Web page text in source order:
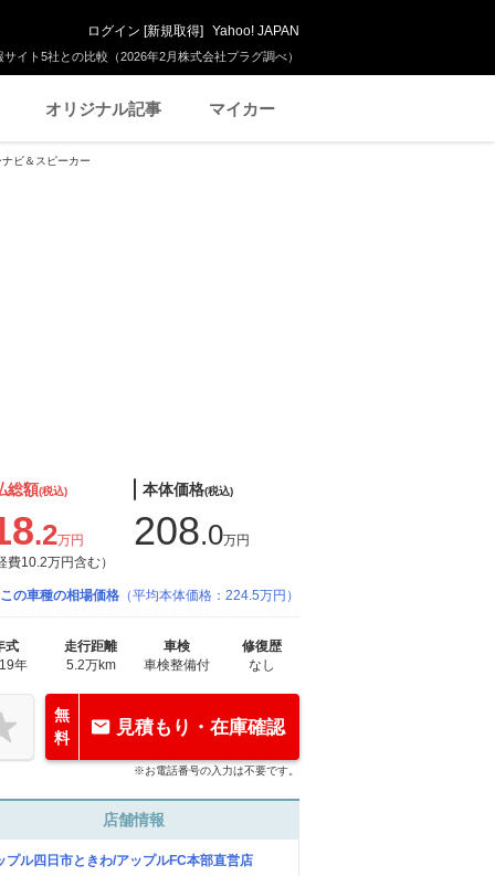
イト5社との比較（2026年2月株式会社プラグ調べ）
ログイン [新規取得] Yahoo! JAPAN
オリジナル記事 マイカー
ビ＆スピーカー
総額(税込)
.2万円
費10.2万円含む）
本体価格(税込)
208.0万円
この車種の相場価格 （平均本体価格：224.5万円）
式
年
走行距離
5.2万km
車検
車検整備付
修復歴
なし
無
料
見積もり・在庫確認
※お電話番号の入力は不要です。
店舗情報
プル四日市ときわ/アップルFC本部直営店